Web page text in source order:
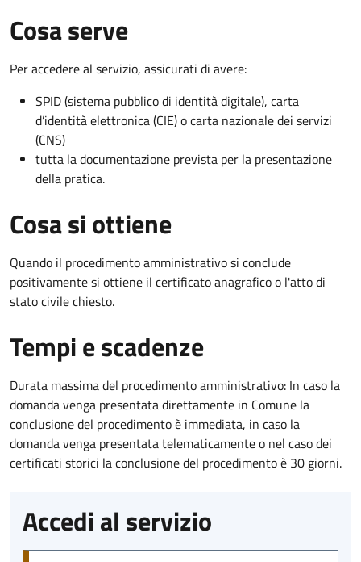
Cosa serve
Per accedere al servizio, assicurati di avere:
SPID (sistema pubblico di identità digitale), carta
d’identità elettronica (CIE) o carta nazionale dei servizi
(CNS)
tutta la documentazione prevista per la presentazione
della pratica.
Cosa si ottiene
Quando il procedimento amministrativo si conclude
positivamente si ottiene il certificato anagrafico o l'atto di
stato civile chiesto.
Tempi e scadenze
Durata massima del procedimento amministrativo: In caso la
domanda venga presentata direttamente in Comune la
conclusione del procedimento è immediata, in caso la
domanda venga presentata telematicamente o nel caso dei
certificati storici la conclusione del procedimento è 30 giorni.
Accedi al servizio